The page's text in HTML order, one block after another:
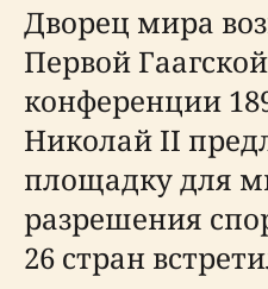
Дворец мира
Первой
конференции
Николай II
площадку для
разрешения
26 стран